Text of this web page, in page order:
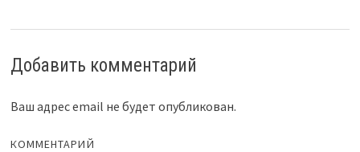
Добавить комментарий
Ваш адрес email не будет опубликован.
КОММЕНТАРИЙ